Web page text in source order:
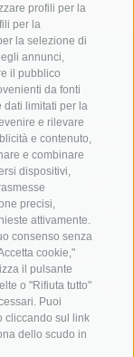
profili per la
per la
la selezione di
annunci,
il pubblico
da fonti
dati limitati per la
e rilevare
e contenuto,
e combinare
dispositivi,
precisi,
attivamente.
consenso senza
cookie,"
il pulsante
o "Rifiuta tutto"
Puoi
cliccando sul link
dello scudo in
in Alto
Alto
Meteo
Eventi
Catalogo